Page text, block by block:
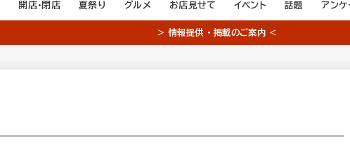
開店・閉店 夏祭り グルメ お店見せて イベント 話題 アンケ
＞ 情報提供 ・ 掲載のご案内 ＜